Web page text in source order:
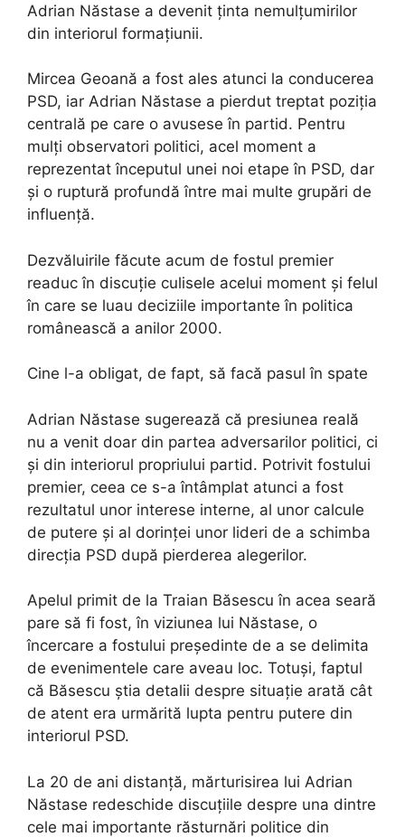
Adrian Năstase a devenit ținta nemulțumirilor
din interiorul formațiunii.
Mircea Geoană a fost ales atunci la conducerea
PSD, iar Adrian Năstase a pierdut treptat poziția
centrală pe care o avusese în partid. Pentru
mulți observatori politici, acel moment a
reprezentat începutul unei noi etape în PSD, dar
și o ruptură profundă între mai multe grupări de
influență.
Dezvăluirile făcute acum de fostul premier
readuc în discuție culisele acelui moment și felul
în care se luau deciziile importante în politica
românească a anilor 2000.
Cine l-a obligat, de fapt, să facă pasul în spate
Adrian Năstase sugerează că presiunea reală
nu a venit doar din partea adversarilor politici, ci
și din interiorul propriului partid. Potrivit fostului
premier, ceea ce s-a întâmplat atunci a fost
rezultatul unor interese interne, al unor calcule
de putere și al dorinței unor lideri de a schimba
direcția PSD după pierderea alegerilor.
Apelul primit de la Traian Băsescu în acea seară
pare să fi fost, în viziunea lui Năstase, o
încercare a fostului președinte de a se delimita
de evenimentele care aveau loc. Totuși, faptul
că Băsescu știa detalii despre situație arată cât
de atent era urmărită lupta pentru putere din
interiorul PSD.
La 20 de ani distanță, mărturisirea lui Adrian
Năstase redeschide discuțiile despre una dintre
cele mai importante răsturnări politice din